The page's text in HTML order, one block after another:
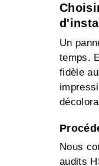
Un
temps.
fidèle
Nous
audits